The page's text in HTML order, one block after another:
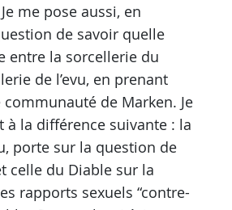
me pose aussi, en
de savoir quelle
entre la sorcellerie du
de l’evu, en prenant
communauté de Marken. Je
à la différence suivante : la
porte sur la question de
celle du Diable sur la
rapports sexuels “contre-